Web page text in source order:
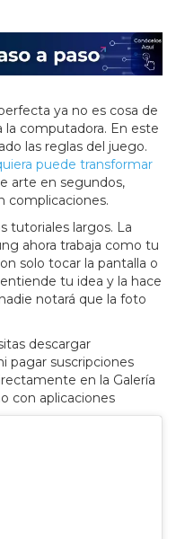
ya no es cosa de
la computadora. En este
las reglas del juego.
puede transformar
arte en segundos,
complicaciones.
tutoriales largos. La
ahora trabaja como tu
solo tocar la pantalla o
tu idea y la hace
notará que la foto
descargar
pagar suscripciones
en la Galería
con aplicaciones